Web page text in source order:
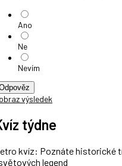
Ano
Ne
Nevím
výsledek
týdne
kvíz: Poznáte historické
legend